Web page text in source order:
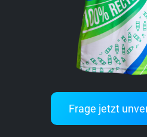
Frage jetzt